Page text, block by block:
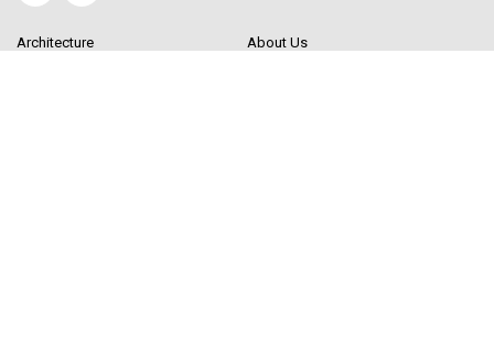
Architecture About Us